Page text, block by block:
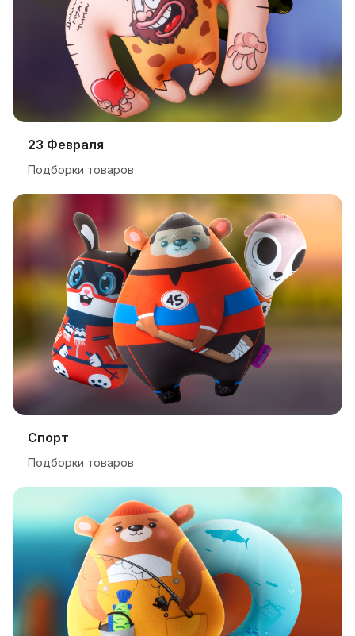
23 Февраля
Подборки товаров
Спорт
Подборки товаров